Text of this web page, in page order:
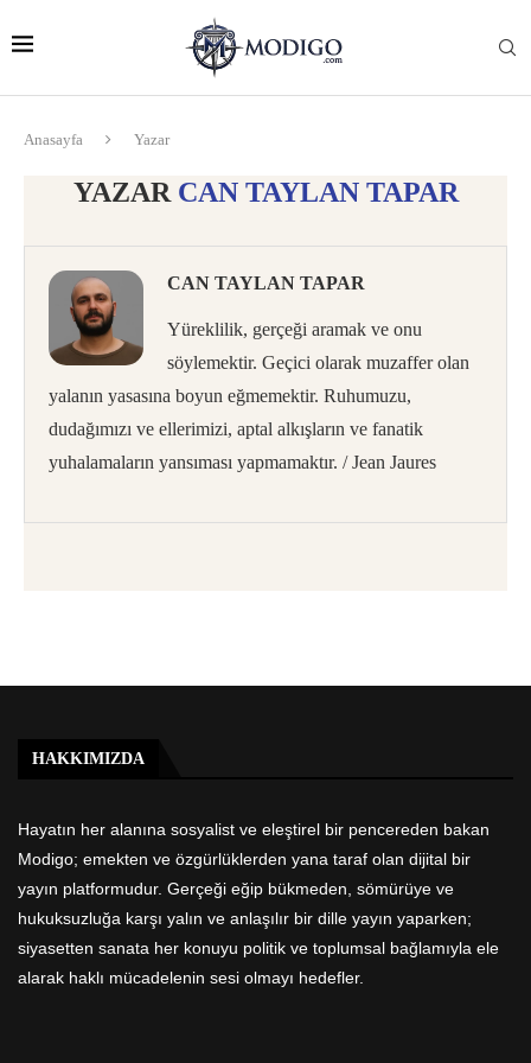
Anasayfa Yazar
YAZAR CAN TAYLAN TAPAR
CAN TAYLAN TAPAR
Yüreklilik, gerçeği aramak ve onu
söylemektir. Geçici olarak muzaffer olan
yalanın yasasına boyun eğmemektir. Ruhumuzu,
dudağımızı ve ellerimizi, aptal alkışların ve fanatik
yuhalamaların yansıması yapmamaktır. / Jean Jaures
HAKKIMIZDA
Hayatın her alanına sosyalist ve eleştirel bir pencereden bakan
Modigo; emekten ve özgürlüklerden yana taraf olan dijital bir
yayın platformudur. Gerçeği eğip bükmeden, sömürüye ve
hukuksuzluğa karşı yalın ve anlaşılır bir dille yayın yaparken;
siyasetten sanata her konuyu politik ve toplumsal bağlamıyla ele
alarak haklı mücadelenin sesi olmayı hedefler.